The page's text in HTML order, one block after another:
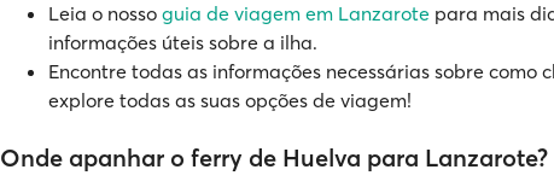
Leia o nosso guia de viagem em Lanzarote para mais
informações úteis sobre a ilha.
Encontre todas as informações necessárias sobre como
explore todas as suas opções de viagem!
Onde apanhar o ferry de Huelva para Lanzarote?